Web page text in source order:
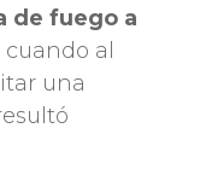
de fuego a
cuando al
una